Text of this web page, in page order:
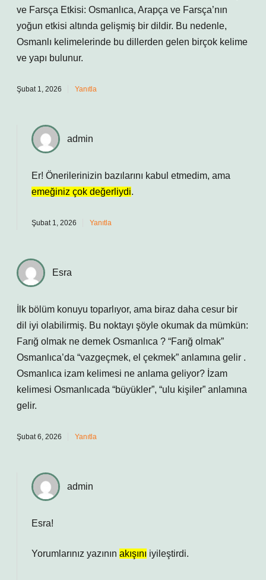
ve Farsça Etkisi: Osmanlıca, Arapça ve Farsça’nın
yoğun etkisi altında gelişmiş bir dildir. Bu nedenle,
Osmanlı kelimelerinde bu dillerden gelen birçok kelime
ve yapı bulunur.
Şubat 1, 2026 Yanıtla
admin
Er! Önerilerinizin bazılarını kabul etmedim, ama
emeğiniz çok değerliydi.
Şubat 1, 2026 Yanıtla
Esra
İlk bölüm konuyu toparlıyor, ama biraz daha cesur bir
dil iyi olabilirmiş. Bu noktayı şöyle okumak da mümkün:
Farığ olmak ne demek Osmanlıca ? “Farığ olmak”
Osmanlıca’da “vazgeçmek, el çekmek” anlamına gelir .
Osmanlıca izam kelimesi ne anlama geliyor? İzam
kelimesi Osmanlıcada “büyükler”, “ulu kişiler” anlamına
gelir.
Şubat 6, 2026 Yanıtla
admin
Esra!
Yorumlarınız yazının akışını iyileştirdi.